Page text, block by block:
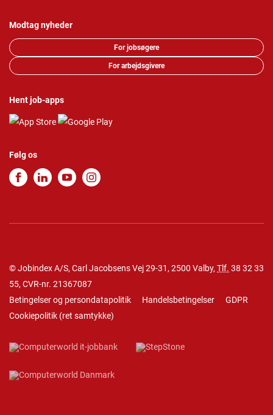
Modtag nyheder
For jobsøgere
For arbejdsgivere
Hent job-apps
Følg os
© Jobindex A/S, Carl Jacobsens Vej 29-31, 2500 Valby, Tlf. 38 32 33
55, CVR-nr. 21367087
Betingelser og persondatapolitik
Handelsbetingelser
GDPR
Cookiepolitik (ret samtykke)